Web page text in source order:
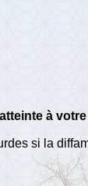
atteinte à
si la